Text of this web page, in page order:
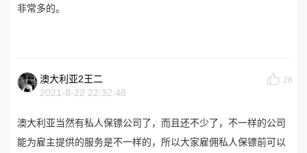
非常多的。
澳大利亚2王二
2021-8-22 22:32:48
28
澳大利亚当然有私人保镖公司了，而且还不少了，不一样的公司
能为雇主提供的服务是不一样的，所以大家雇佣私人保镖前可以